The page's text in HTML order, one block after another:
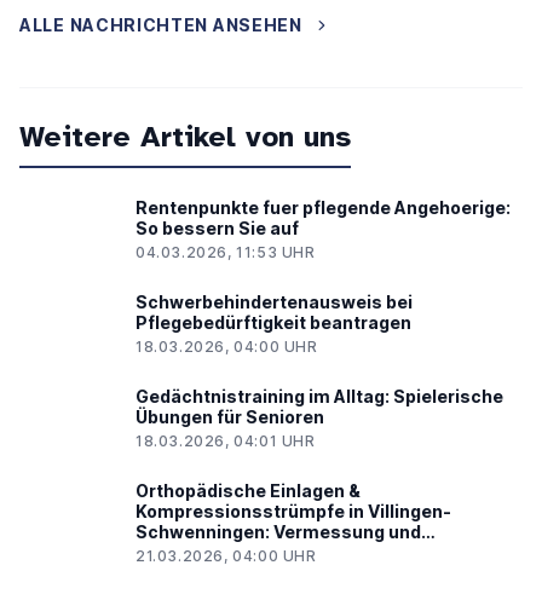
ALLE NACHRICHTEN ANSEHEN
Weitere Artikel von uns
Rentenpunkte fuer pflegende Angehoerige:
So bessern Sie auf
04.03.2026, 11:53 UHR
Schwerbehindertenausweis bei
Pflegebedürftigkeit beantragen
18.03.2026, 04:00 UHR
Gedächtnistraining im Alltag: Spielerische
Übungen für Senioren
18.03.2026, 04:01 UHR
Orthopädische Einlagen &
Kompressionsstrümpfe in Villingen-
Schwenningen: Vermessung und
Maßanfertigung
21.03.2026, 04:00 UHR